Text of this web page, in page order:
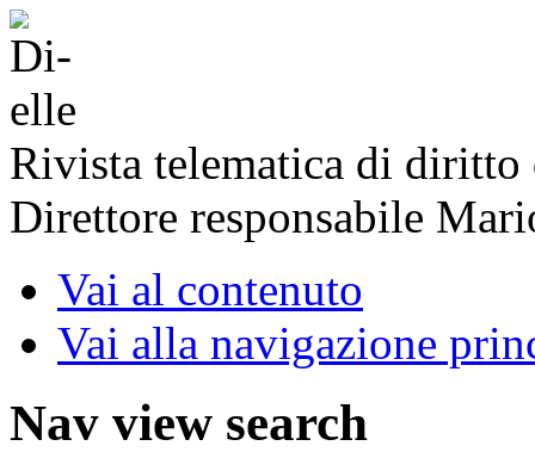
Rivista telematica di diritto
Direttore responsabile
Vai al contenuto
Vai alla navigazione
Nav view search